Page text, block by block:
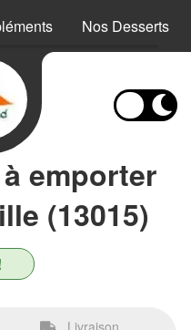
Nos Desserts
emporter
(13015)
Livraison